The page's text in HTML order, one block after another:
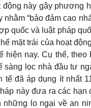
này gây phương
nhằm “bảo đảm cao
quốc và luật pháp
mặt trái của hoạt
nay. Cụ thể,
lọc nhà đầu tư
tế đã áp dụng ít nhất
này đưa ra các
những lo ngại về an